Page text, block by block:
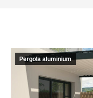
Pergola aluminium